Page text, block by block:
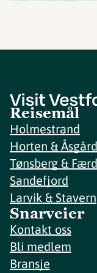
Reisemål
Holmestrand
Horten &
Tønsberg &
Sandefjord
Larvik & Stavern
Snarveier
Kontakt oss
Bli medlem
Bransje